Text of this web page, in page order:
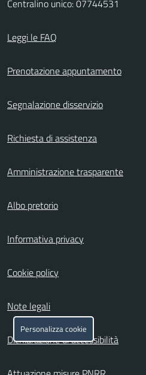
Centralino unico: 07744531
Leggi le FAQ
Prenotazione appuntamento
Segnalazione disservizio
Richiesta di assistenza
Amministrazione trasparente
Albo pretorio
Informativa privacy
Cookie policy
Note legali
Dichiarazione di accessibilità
Personalizza cookie